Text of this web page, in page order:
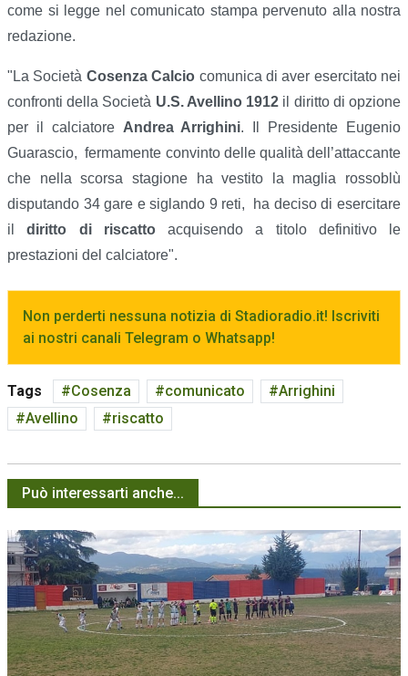
come si legge nel comunicato stampa pervenuto alla nostra
redazione.
"La Società Cosenza Calcio comunica di aver esercitato nei
confronti della Società U.S. Avellino 1912 il diritto di opzione
per il calciatore Andrea Arrighini. Il Presidente Eugenio
Guarascio, fermamente convinto delle qualità dell’attaccante
che nella scorsa stagione ha vestito la maglia rossoblù
disputando 34 gare e siglando 9 reti, ha deciso di esercitare
ildiritto di riscattoacquisendo a titolo definitivo le
prestazioni del calciatore".
Non perderti nessuna notizia di Stadioradio.it! Iscriviti
ai nostri canali Telegram o Whatsapp!
Tags Cosenza comunicato
Arrighini
Avellino
riscatto
Può interessarti anche...